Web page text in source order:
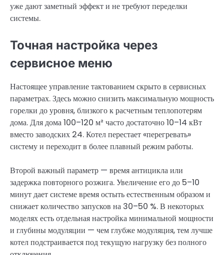
уже дают заметный эффект и не требуют переделки
системы.
Точная настройка через
сервисное меню
Настоящее управление тактованием скрыто в сервисных
параметрах. Здесь можно снизить максимальную мощность
горелки до уровня, близкого к расчетным теплопотерям
дома. Для дома 100–120 м² часто достаточно 10–14 кВт
вместо заводских 24. Котел перестает «перегревать»
систему и переходит в более плавный режим работы.
Второй важный параметр — время антицикла или
задержка повторного розжига. Увеличение его до 5–10
минут дает системе время остыть естественным образом и
снижает количество запусков на 30–50 %. В некоторых
моделях есть отдельная настройка минимальной мощности
и глубины модуляции — чем глубже модуляция, тем лучше
котел подстраивается под текущую нагрузку без полного